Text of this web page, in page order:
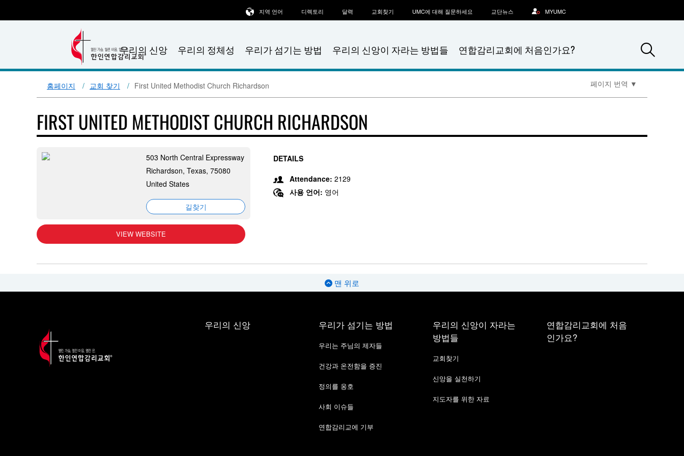
우리의 신앙 우리의 정체성 우리가 섬기는 방법 우리의 신앙이 자라는 방법들 연합감리교회에 처음인가요?
지역 언어 디렉토리 달력 교회찾기 UMC에 대해 질문하세요 교단뉴스 MYUMC
홈페이지 교회 찾기 First United Methodist Church Richardson 페이지 번역 ▼
FIRST UNITED METHODIST CHURCH RICHARDSON
503 North Central Expressway
Richardson, Texas, 75080
United States
길찾기
VIEW WEBSITE
DETAILS
Attendance: 2129
사용 언어: 영어
맨 위로
우리의 신앙 우리가 섬기는 방법
우리는 주님의 제자들
건강과 온전함을 증진
정의를 옹호
사회 이슈들
연합감리교에 기부
우리의 신앙이 자라는
방법들
교회찾기
신앙을 실천하기
지도자를 위한 자료
연합감리교회에 처음
인가요?